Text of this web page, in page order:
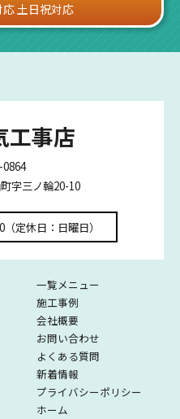
土日祝対応
工事店
0864
字三ノ輪20-10
定休日：日曜日）
一覧メニュー
施工事例
会社概要
お問い合わせ
よくある質問
新着情報
プライバシーポリシー
ホーム